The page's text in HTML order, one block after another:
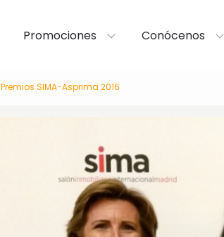
Promociones Conócenos
Premios SIMA-Asprima 2016